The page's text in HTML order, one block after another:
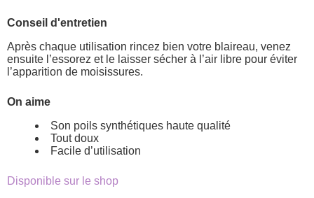
Conseil d'entretien
Après chaque utilisation rincez bien votre blaireau, venez
ensuite l’essorez et le laisser sécher à l’air libre pour éviter
l’apparition de moisissures.
On aime
Son poils synthétiques haute qualité
Tout doux
Facile d’utilisation
Disponible sur le shop